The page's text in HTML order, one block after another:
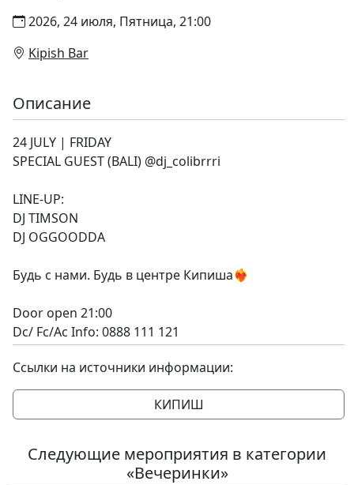
2026, 24 июля, Пятница, 21:00
Kipish Bar
Описание
24 JULY | FRIDAY
SPECIAL GUEST (BALI) @dj_colibrrri
LINE-UP:
DJ TIMSON
DJ OGGOODDA
Будь с нами. Будь в центре Кипиша❤️‍🔥
Door open 21:00
Dc/ Fc/Ac Info: 0888 111 121
Ссылки на источники информации:
КИПИШ
Следующие мероприятия в категории
«Вечеринки»